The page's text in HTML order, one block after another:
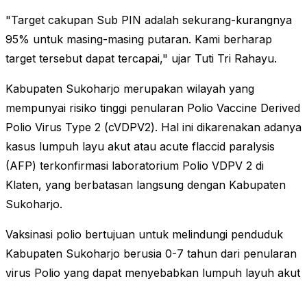
"Target cakupan Sub PIN adalah sekurang-kurangnya
95% untuk masing-masing putaran. Kami berharap
target tersebut dapat tercapai," ujar Tuti Tri Rahayu.
Kabupaten Sukoharjo merupakan wilayah yang
mempunyai risiko tinggi penularan Polio Vaccine Derived
Polio Virus Type 2 (cVDPV2). Hal ini dikarenakan adanya
kasus lumpuh layu akut atau acute flaccid paralysis
(AFP) terkonfirmasi laboratorium Polio VDPV 2 di
Klaten, yang berbatasan langsung dengan Kabupaten
Sukoharjo.
Vaksinasi polio bertujuan untuk melindungi penduduk
Kabupaten Sukoharjo berusia 0-7 tahun dari penularan
virus Polio yang dapat menyebabkan lumpuh layuh akut